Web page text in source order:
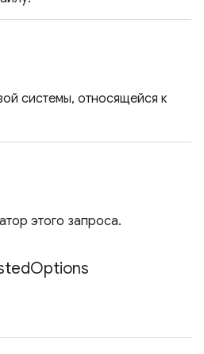
системы, относящейся к
этого запроса.
Options